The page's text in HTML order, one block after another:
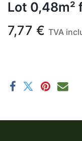
Lot
7,77 € TVA